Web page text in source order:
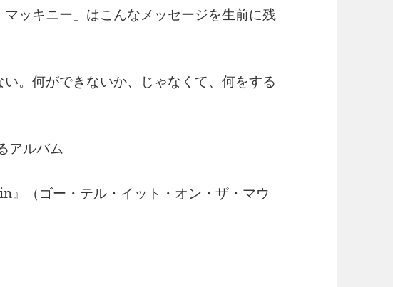
ッキニー」はこんなメッセージを生前に残
い。何ができないか、じゃなくて、何をする
アルバム
』（ゴー・テル・イット・オン・ザ・マウ